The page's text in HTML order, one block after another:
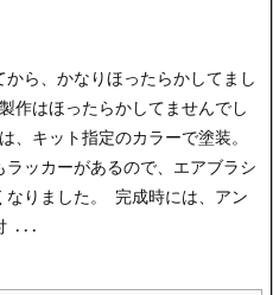
から、かなりほったらかしてまし
はほったらかしてませんでし
、キット指定のカラーで塗装。
ラッカーがあるので、エアブラシ
なりました。 完成時には、アン
...